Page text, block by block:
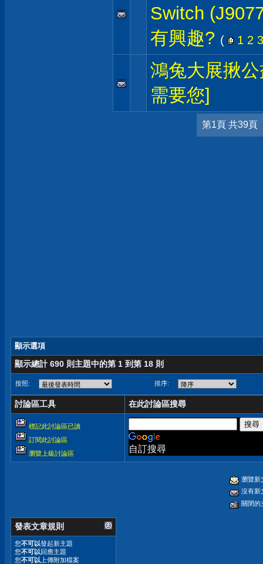
Switch
有興趣? ( 1 2 3
鴻兔大展揪
需要您]
第1頁 共39頁
顯示選項
顯示總計 690 則主題中的第 1 到第 18 則
按照: 排序:
討論區工具 在此討論區搜尋
標記此討論區已讀
訂閱此討論區
瀏覽上級討論區
自訂搜尋
瀏覽新
沒有新
關閉的
發表文章規則
您不可以發起新主題
您不可以回應主題
您不可以 上傳附加檔案